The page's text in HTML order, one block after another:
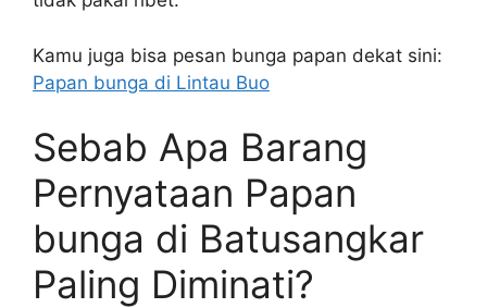
Kamu juga bisa pesan bunga papan dekat sini:
Papan bunga di Lintau Buo
Sebab Apa Barang
Pernyataan Papan
bunga di Batusangkar
Paling Diminati?